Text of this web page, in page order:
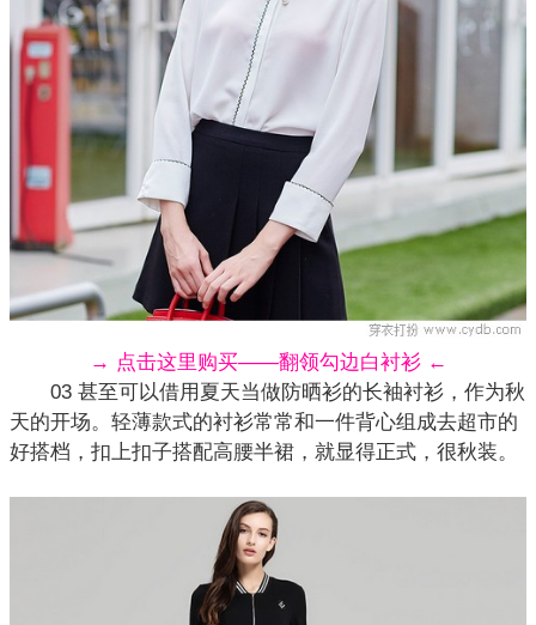
→ 点击这里购买——翻领勾边白衬衫 ←
03 甚至可以借用夏天当做防晒衫的长袖衬衫，作为秋
天的开场。轻薄款式的衬衫常常和一件背心组成去超市的
好搭档，扣上扣子搭配高腰半裙，就显得正式，很秋装。